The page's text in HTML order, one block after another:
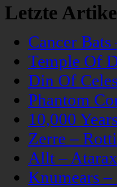
Letzte
Cancer
Temple Of
Din Of
Phantom
10,000
Zerre –
Allt –
Knumears